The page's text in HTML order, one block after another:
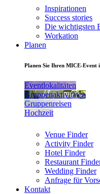
Inspirationen
Success stories
Die wichtigsten
Workation
Planen
Planen Sie Ihren MICE-Event
Eventlokalitäten
Gruppenaktivitäten
Gruppenreisen
Hochzeit
Venue Finder
Activity Finder
Hotel Finder
Restaurant
Wedding Finder
Anfrage für
Kontakt